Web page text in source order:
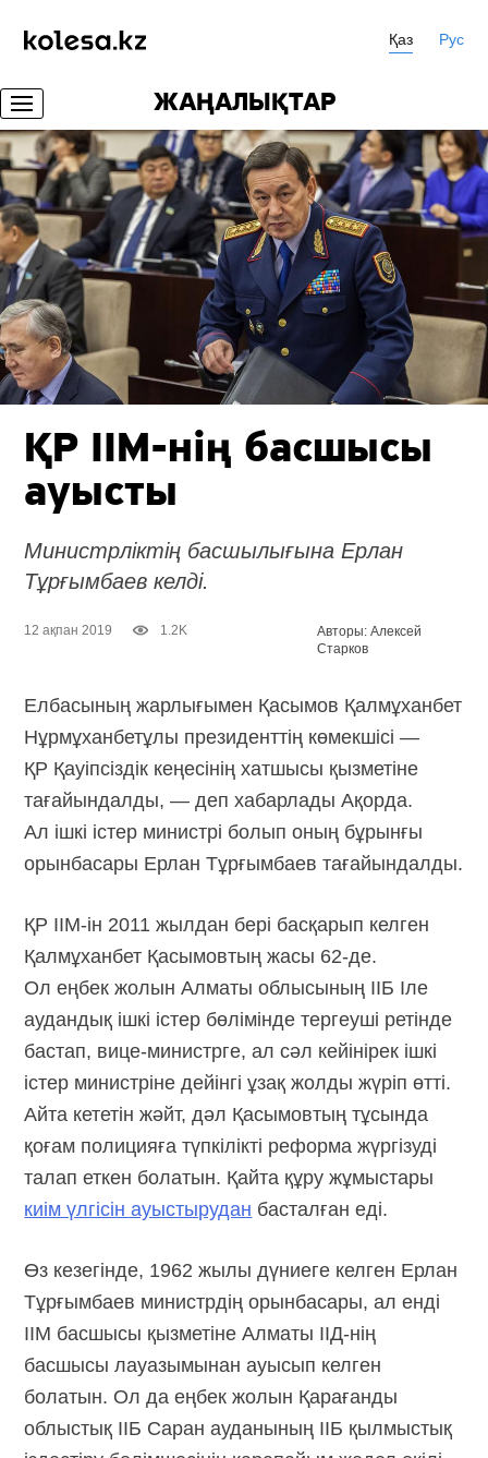
Қаз Рус
ЖАҢАЛЫҚТАР
ҚР ІІМ-нің басшысы
ауысты
Министрліктің басшылығына Ерлан
Тұрғымбаев келді.
12 ақпан 2019 1.2K
Авторы: Алексей
Старков
Елбасының жарлығымен Қасымов Қалмұханбет
Нұрмұханбетұлы президенттің көмекшісі —
ҚР Қауіпсіздік кеңесінің хатшысы қызметіне
тағайындалды, — деп хабарлады Ақорда.
Ал ішкі істер министрі болып оның бұрынғы
орынбасары Ерлан Тұрғымбаев тағайындалды.
ҚР ІІМ-ін 2011 жылдан бері басқарып келген
Қалмұханбет Қасымовтың жасы 62-де.
Ол еңбек жолын Алматы облысының ІІБ Іле
аудандық ішкі істер бөлімінде тергеуші ретінде
бастап, вице-министрге, ал сәл кейінірек ішкі
істер министріне дейінгі ұзақ жолды жүріп өтті.
Айта кететін жәйт, дәл Қасымовтың тұсында
қоғам полицияға түпкілікті реформа жүргізуді
талап еткен болатын. Қайта құру жұмыстары
киім үлгісін ауыстырудан басталған еді.
Өз кезегінде, 1962 жылы дүниеге келген Ерлан
Тұрғымбаев министрдің орынбасары, ал енді
ІІМ басшысы қызметіне Алматы ІІД-нің
басшысы лауазымынан ауысып келген
болатын. Ол да еңбек жолын Қарағанды
облыстық ІІБ Саран ауданының ІІБ қылмыстық